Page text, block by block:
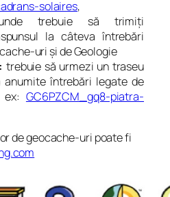
solaires,
trebuie să trimiți
la câteva întrebări
uri și de Geologie
trebuie să urmezi un traseu
anumite întrebări legate de
GC6PZCM_gq8-piatra-
de geocache-uri poate fi